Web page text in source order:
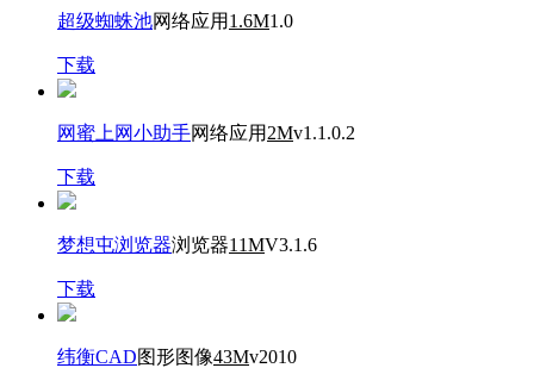
超级蜘蛛池网络应用 1.6M1.0
下载
网蜜上网小助手网络应用 2Mv1.1.0.2
下载
梦想屯浏览器浏览器11MV3.1.6
下载
纬衡CAD图形图像43Mv2010